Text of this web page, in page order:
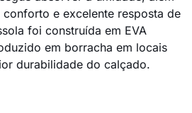
e excelente resposta de
foi construída em EVA
em borracha em locais
durabilidade do calçado.